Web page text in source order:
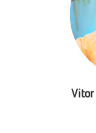
Vitor